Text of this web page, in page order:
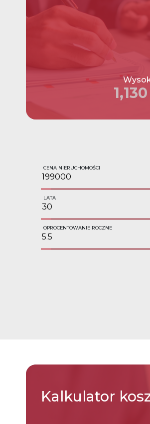
CENA NIERUCHOMOŚCI
LATA
OPROCENTOWANIE ROCZNE
Kalkulator